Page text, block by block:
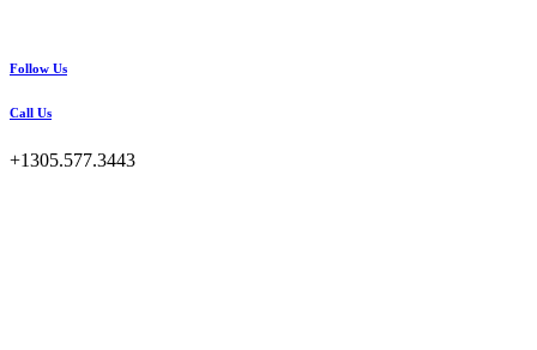
Follow Us
Call Us
+1305.577.3443